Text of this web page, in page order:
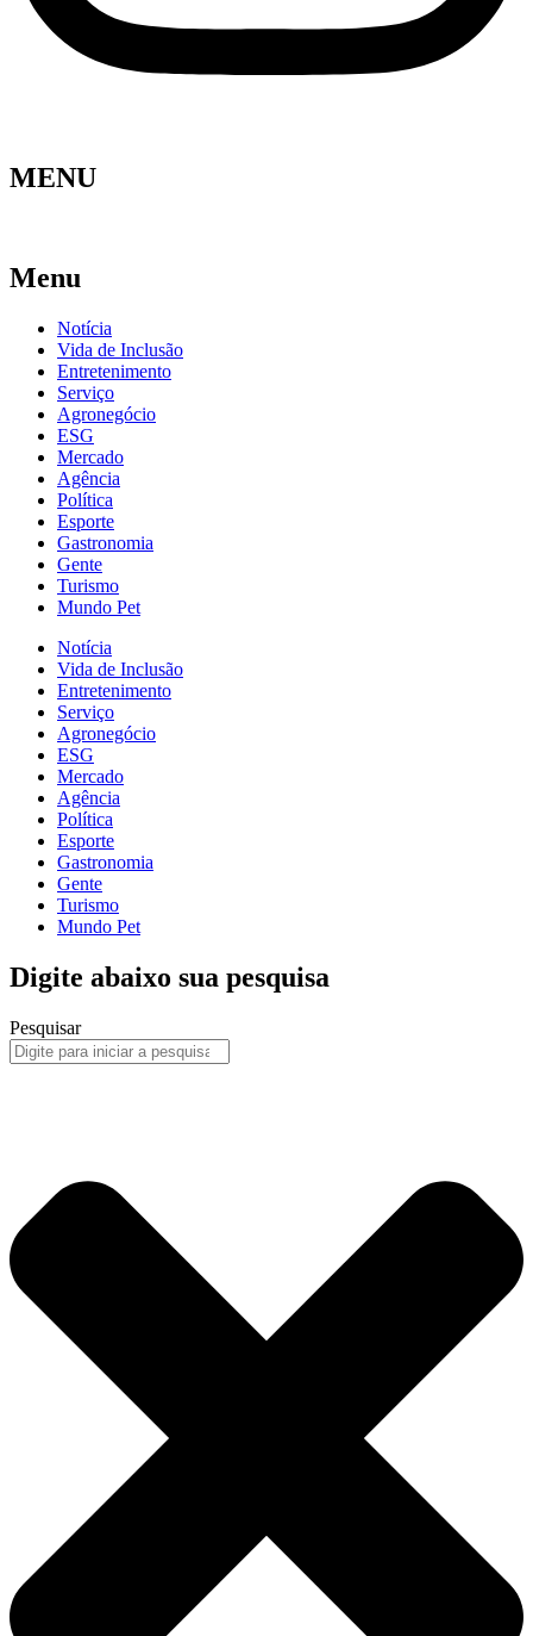
MENU
Menu
Notícia
Vida de Inclusão
Entretenimento
Serviço
Agronegócio
ESG
Mercado
Agência
Política
Esporte
Gastronomia
Gente
Turismo
Mundo Pet
Notícia
Vida de Inclusão
Entretenimento
Serviço
Agronegócio
ESG
Mercado
Agência
Política
Esporte
Gastronomia
Gente
Turismo
Mundo Pet
Digite abaixo sua pesquisa
Pesquisar